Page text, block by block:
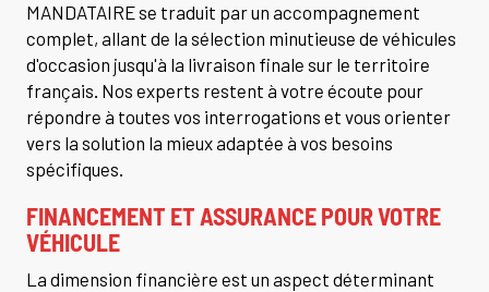
MANDATAIRE se traduit par un accompagnement
complet, allant de la sélection minutieuse de véhicules
d'occasion jusqu'à la livraison finale sur le territoire
français. Nos experts restent à votre écoute pour
répondre à toutes vos interrogations et vous orienter
vers la solution la mieux adaptée à vos besoins
spécifiques.
FINANCEMENT ET ASSURANCE POUR VOTRE
VÉHICULE
La dimension financière est un aspect déterminant